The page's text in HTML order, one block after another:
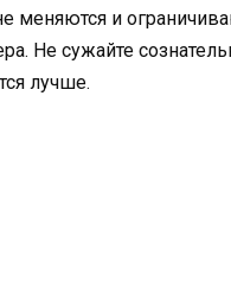
меняются и
Не сужайте
лучше.